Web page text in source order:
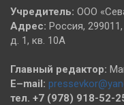
Учредитель: ООО
Адрес: Россия,
д. 1, кв. 10А
Главный редактор:
E–mail:
тел. +7 (978) 918-52-